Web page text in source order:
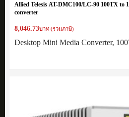
Allied Telesis AT-DMC100/LC-90 100TX to
converter
8,046.73บาท (รวมภาษี)
Desktop Mini Media Converter,